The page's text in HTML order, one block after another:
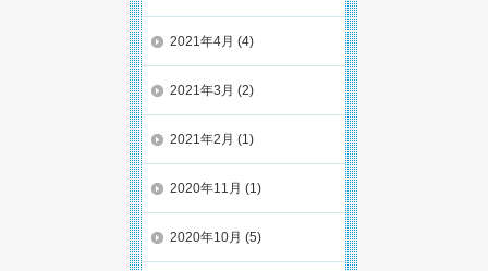
2021年4月 (4)
2021年3月 (2)
2021年2月 (1)
2020年11月 (1)
2020年10月 (5)